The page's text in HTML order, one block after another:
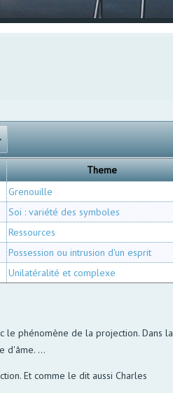
Theme
Grenouille
Soi : variété des symboles
Ressources
Possession ou intrusion d'un esprit
Unilatéralité et complexe
le phénomène de la projection. Dans la
d'âme. ...
Et comme le dit aussi Charles